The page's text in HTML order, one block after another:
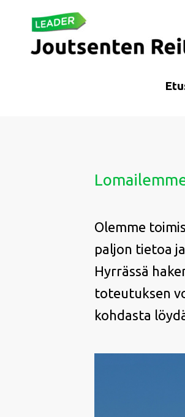
sisältöön
Olemme
paljon tietoa
Hyrrässä
toteutuksen
kohdasta